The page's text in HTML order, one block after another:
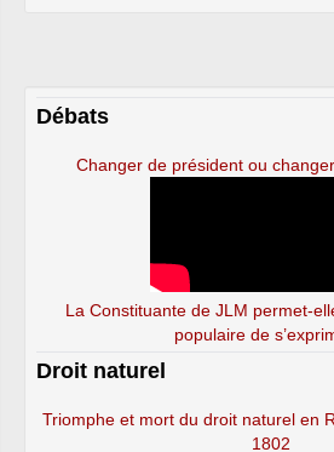
Débats
Changer de président ou
La Constituante de JLM permet-
populaire de
Droit naturel
Triomphe et mort du droit naturel en
1802